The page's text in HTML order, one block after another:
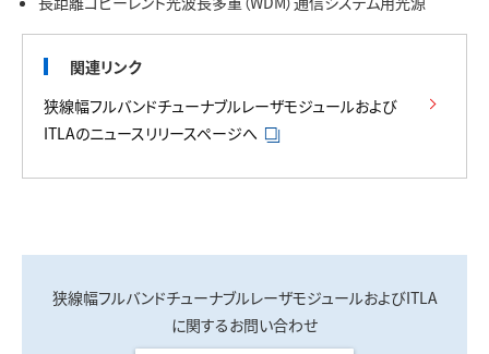
関連リンク
狭線幅フルバンドチューナブルレーザモジュールおよび
ITLAのニュースリリースページへ
狭線幅フルバンドチューナブルレーザモジュールおよびITLA
に関するお問い合わせ